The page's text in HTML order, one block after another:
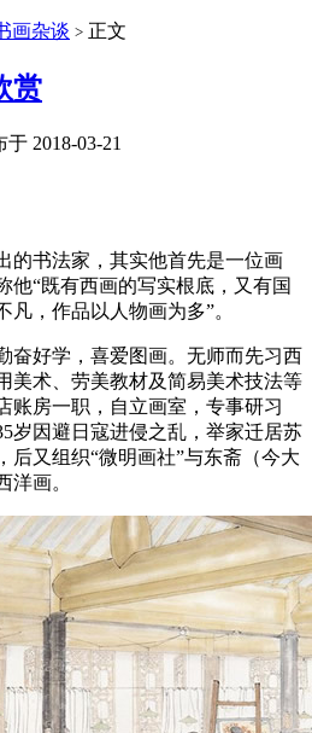
画杂谈 > 正文
赏
2018-03-21
的书法家，其实他首先是一位画
他“既有西画的写实根底，又有国
，作品以人物画为多”。
奋好学，喜爱图画。无师而先习西
美术、劳美教材及简易美术技法等
账房一职，自立画室，专事研习
岁因避日寇进侵之乱，举家迁居苏
后又组织“微明画社”与东斋（今大
洋画。